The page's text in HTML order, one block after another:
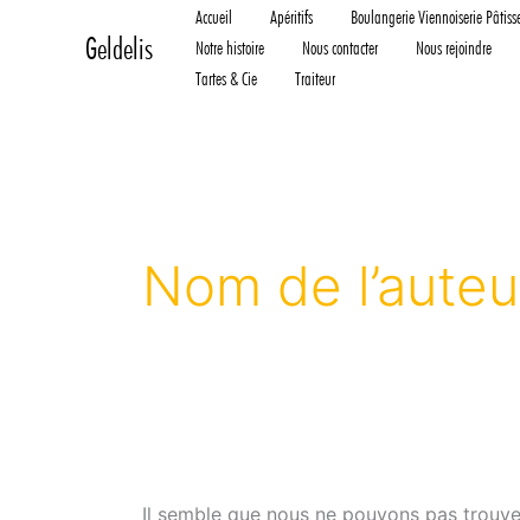
Geldelis
Accueil Apéritifs Boulangerie Viennoiserie
Notre histoire
Nous contacter Nous rejoindre
Tartes & Cie
Traiteur
Nom de
Il semble que nous ne pouvons pas
Rechercher :